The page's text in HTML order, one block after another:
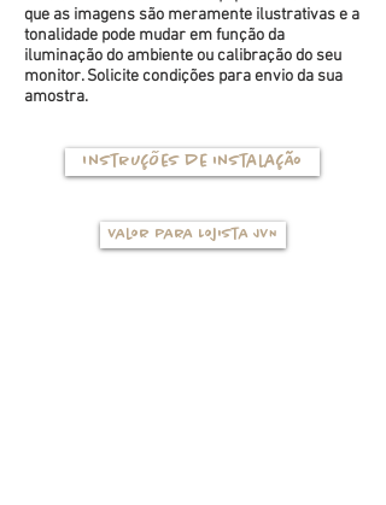
que as imagens são meramente ilustrativas e a
tonalidade pode mudar em função da
iluminação do ambiente ou calibração do seu
monitor. Solicite condições para envio da sua
amostra.
Instruções de instalação
Valor para Lojista JVN